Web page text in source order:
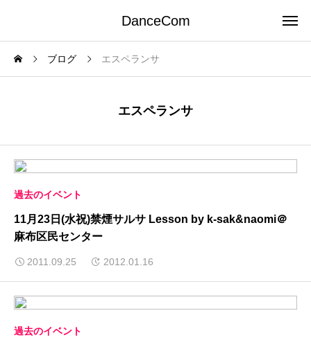
DanceCom
ブログ エスペランサ
エスペランサ
過去のイベント
11月23日(水祝)禁煙サルサ Lesson by k-sak&naomi＠
麻布区民センター
2011.09.25 2012.01.16
過去のイベント